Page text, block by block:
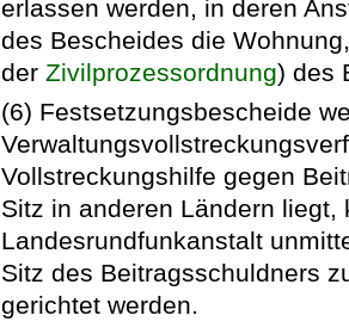
erlassen werden, in deren
des Bescheides die
derZivilprozessordnung) des
(6) Festsetzungsbescheide
Vollstreckungshilfe gegen
Sitz in anderen Ländern
Landesrundfunkanstalt
Sitz des Beitragsschuldners
gerichtet werden.